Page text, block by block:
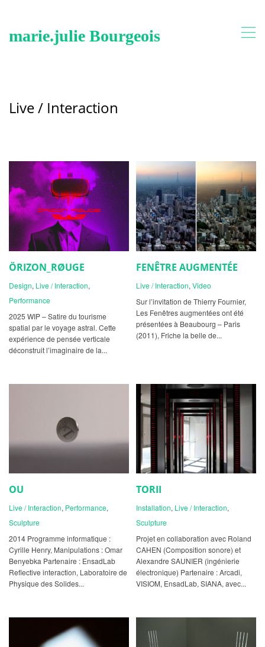
marie.julie Bourgeois ,
Live / Interaction
ÖRIZON_RØUGE
Design, Live / Interaction,
Performance
2025 WIP – Satire du tourisme
spatial par le voyage astral. Cette
expérience de pensée verticale
déconstruit l’imaginaire de la...
FENÊTRE AUGMENTÉE
Live / Interaction,Video
Sur l’invitation de Thierry Fournier,
Les Fenêtres augmentées ont été
présentées à Beaubourg – Paris
(2011), Friche la belle de...
OU
Live / Interaction, Performance,
Sculpture
2014 Programme informatique :
Cyrille Henry, Manipulations : Omar
Benyebka Partenaire : EnsadLab
Reflective interaction, Laboratoire de
Physique des Solides...
TORII
Installation, Live / Interaction,
Sculpture
Projet en collaboration avec Roland
CAHEN (Composition sonore) et
Alexandre SAUNIER (ingénierie
électronique) Partenaire : Arcadi,
VISIOM, EnsadLab, SIANA, avec...